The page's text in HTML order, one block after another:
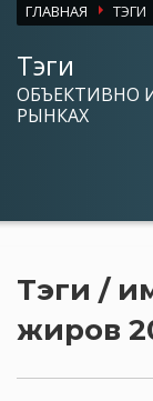
ГЛАВНАЯ ТЭГИ
Тэги
ОБЪЕКТИВНО
РЫНКАХ
Тэги /
жиров